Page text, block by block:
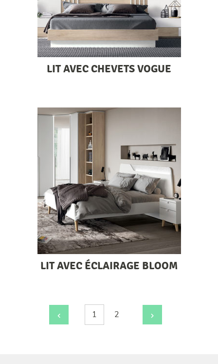
LIT AVEC CHEVETS VOGUE
LIT AVEC ÉCLAIRAGE BLOOM
Navigation
1 Page
2